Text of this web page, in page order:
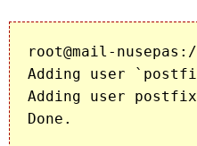
root@mail-
Adding user
Adding user